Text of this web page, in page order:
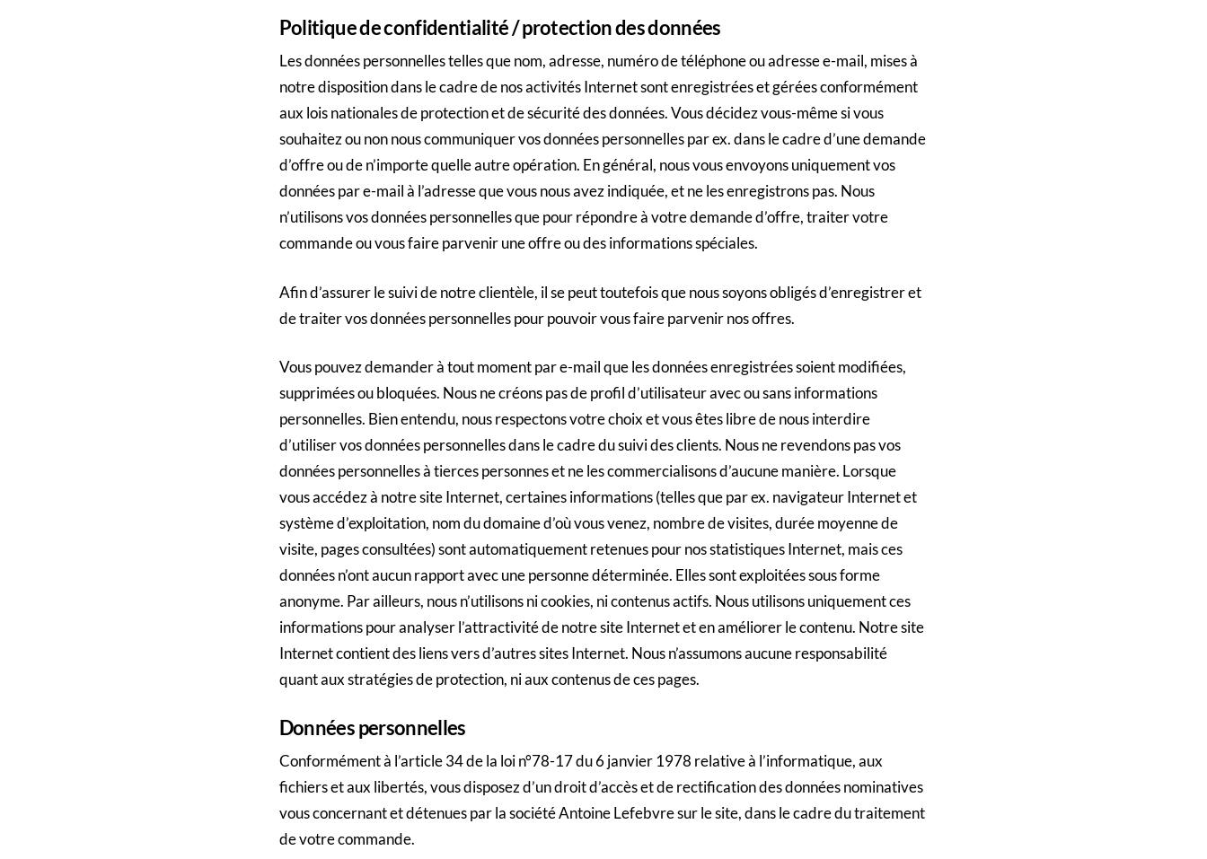
Politique de confidentialité / protection des données
Les données personnelles telles que nom, adresse, numéro de téléphone ou adresse e-mail, mises à
notre disposition dans le cadre de nos activités Internet sont enregistrées et gérées conformément
aux lois nationales de protection et de sécurité des données. Vous décidez vous-même si vous
souhaitez ou non nous communiquer vos données personnelles par ex. dans le cadre d’une demande
d’offre ou de n’importe quelle autre opération. En général, nous vous envoyons uniquement vos
données par e-mail à l’adresse que vous nous avez indiquée, et ne les enregistrons pas. Nous
n’utilisons vos données personnelles que pour répondre à votre demande d’offre, traiter votre
commande ou vous faire parvenir une offre ou des informations spéciales.
Afin d’assurer le suivi de notre clientèle, il se peut toutefois que nous soyons obligés d’enregistrer et
de traiter vos données personnelles pour pouvoir vous faire parvenir nos offres.
Vous pouvez demander à tout moment par e-mail que les données enregistrées soient modifiées,
supprimées ou bloquées. Nous ne créons pas de profil d’utilisateur avec ou sans informations
personnelles. Bien entendu, nous respectons votre choix et vous êtes libre de nous interdire
d’utiliser vos données personnelles dans le cadre du suivi des clients. Nous ne revendons pas vos
données personnelles à tierces personnes et ne les commercialisons d’aucune manière. Lorsque
vous accédez à notre site Internet, certaines informations (telles que par ex. navigateur Internet et
système d’exploitation, nom du domaine d’où vous venez, nombre de visites, durée moyenne de
visite, pages consultées) sont automatiquement retenues pour nos statistiques Internet, mais ces
données n’ont aucun rapport avec une personne déterminée. Elles sont exploitées sous forme
anonyme. Par ailleurs, nous n’utilisons ni cookies, ni contenus actifs. Nous utilisons uniquement ces
informations pour analyser l’attractivité de notre site Internet et en améliorer le contenu. Notre site
Internet contient des liens vers d’autres sites Internet. Nous n’assumons aucune responsabilité
quant aux stratégies de protection, ni aux contenus de ces pages.
Données personnelles
Conformément à l’article 34 de la loi n°78-17 du 6 janvier 1978 relative à l’informatique, aux
fichiers et aux libertés, vous disposez d’un droit d’accès et de rectification des données nominatives
vous concernant et détenues par la société Antoine Lefebvre sur le site, dans le cadre du traitement
de votre commande.